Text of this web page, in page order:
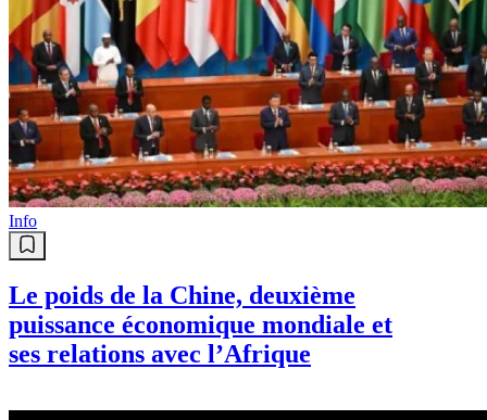
Info
Le poids de la Chine, deuxième
puissance économique mondiale et
ses relations avec l’Afrique